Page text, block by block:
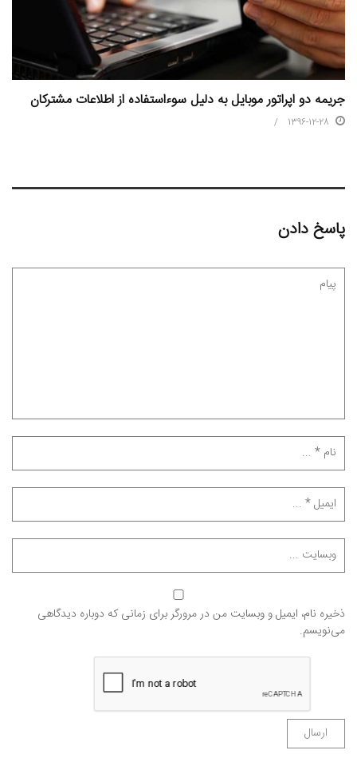
جریمه دو اپراتور موبایل به دلیل سوءاستفاده از اطلاعات مشترکان
1396-12-28
پاسخ دادن
ذخیره نام، ایمیل و وبسایت من در مرورگر برای زمانی که دوباره دیدگاهی
می‌نویسم.